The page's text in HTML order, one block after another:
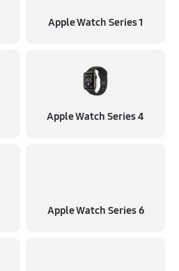
Apple Watch Series 1
Apple Watch Series 4
Apple Watch Series 6